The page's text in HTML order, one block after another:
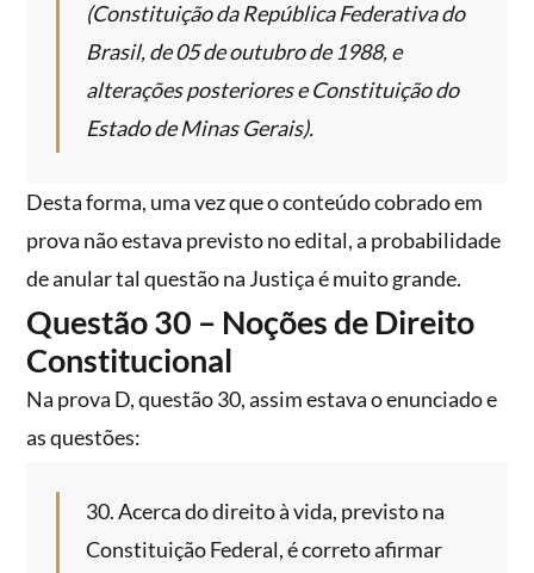
(Constituição da República Federativa do
Brasil, de 05 de outubro de 1988, e
alterações posteriores e Constituição do
Estado de Minas Gerais).
Desta forma, uma vez que o conteúdo cobrado em
prova não estava previsto no edital, a probabilidade
de anular tal questão na Justiça é muito grande.
Questão 30 – Noções de Direito
Constitucional
Na prova D, questão 30, assim estava o enunciado e
as questões:
30. Acerca do direito à vida, previsto na
Constituição Federal, é correto afirmar